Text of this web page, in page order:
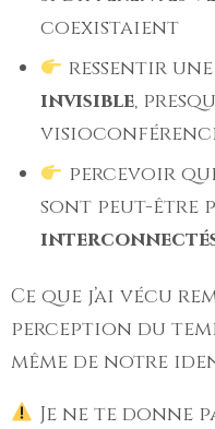
coexistaient
ressentir
invisible,
percevoir
sont peut-être
Ce que j’ai vécu
perception du
même de notre
Je ne te donne